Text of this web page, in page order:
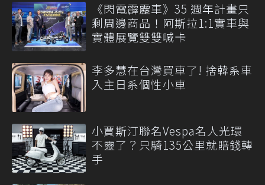
《閃電霹靂車》35 週年計畫只
剩周邊商品！阿斯拉1:1實車與
實體展覽雙雙喊卡
李多慧在台灣買車了! 捨韓系車
入主日系個性小車
小賈斯汀聯名Vespa名人光環
不靈了？只騎135公里就賠錢轉
手